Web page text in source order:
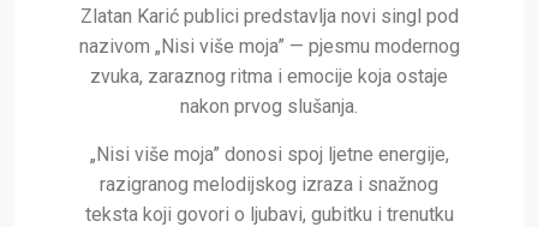
Zlatan Karić publici predstavlja novi singl pod
nazivom „Nisi više moja” — pjesmu modernog
zvuka, zaraznog ritma i emocije koja ostaje
nakon prvog slušanja.
„Nisi više moja” donosi spoj ljetne energije,
razigranog melodijskog izraza i snažnog
teksta koji govori o ljubavi, gubitku i trenutku